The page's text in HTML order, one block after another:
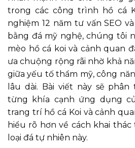
trong các công trình hồ cá
nghiệm 12 năm tư vấn SEO
bằng đá mỹ nghệ, chúng tôi
mèo hồ cá koi và cảnh quan
ưa chuộng rộng rãi nhờ khả
giữa yếu tố thẩm mỹ, công
lâu dài. Bài viết này sẽ
từng khía cạnh ứng dụng
trang trí hồ cá Koi và cảnh
hiểu rõ hơn về cách khai
loại đá tự nhiên này.